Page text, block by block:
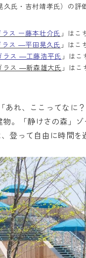
氏・吉村靖孝氏）の評
ス ー藤本壮介氏 」はこ
ラス ―平田晃久氏 」はこ
ラス ―工藤浩平氏 」はこ
ラス ―新森雄大氏 」はこ
れ、ここってなに
。「静けさの森」
登って自由に時間